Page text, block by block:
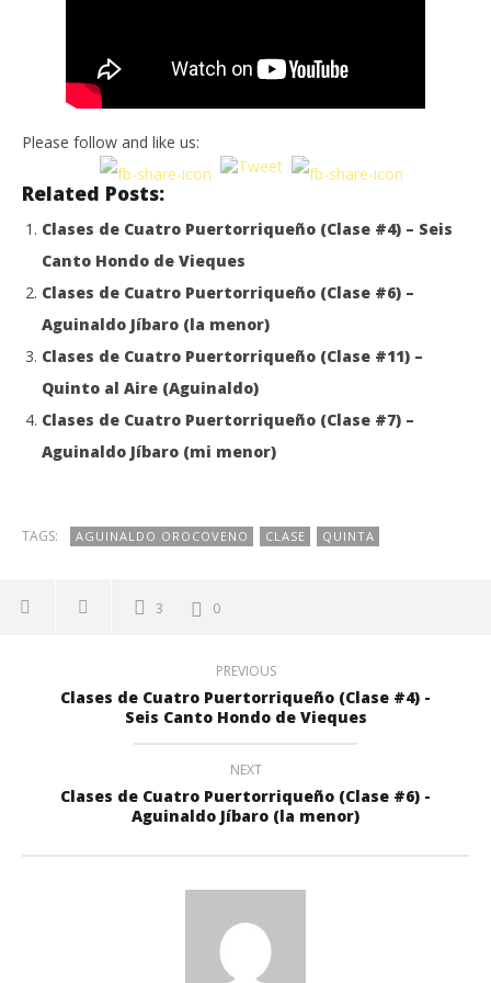
Please follow and like us:
Related Posts:
Clases de Cuatro Puertorriqueño (Clase #4) – Seis
Canto Hondo de Vieques
Clases de Cuatro Puertorriqueño (Clase #6) –
Aguinaldo Jíbaro (la menor)
Clases de Cuatro Puertorriqueño (Clase #11) –
Quinto al Aire (Aguinaldo)
Clases de Cuatro Puertorriqueño (Clase #7) –
Aguinaldo Jíbaro (mi menor)
TAGS: AGUINALDO OROCOVENO CLASE QUINTA
3 0
PREVIOUS
Clases de Cuatro Puertorriqueño (Clase #4) -
Seis Canto Hondo de Vieques
NEXT
Clases de Cuatro Puertorriqueño (Clase #6) -
Aguinaldo Jíbaro (la menor)